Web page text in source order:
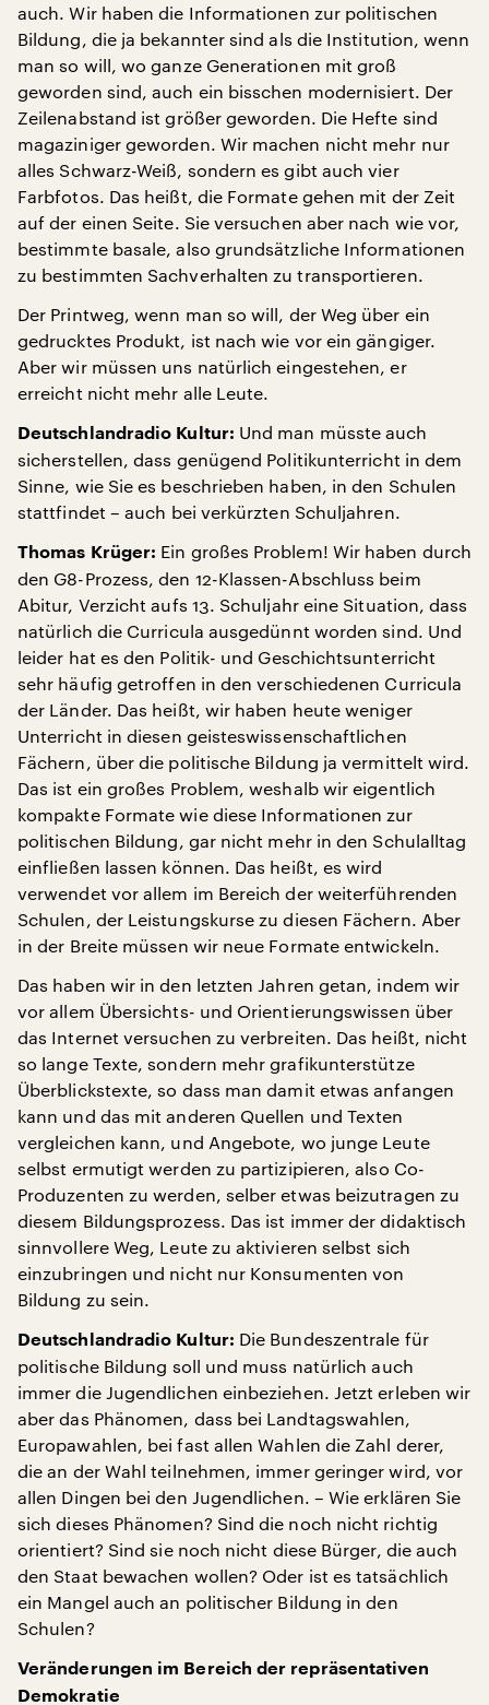
auch. Wir haben die Informationen zur politischen
Bildung, die ja bekannter sind als die Institution, wenn
man so will, wo ganze Generationen mit groß
geworden sind, auch ein bisschen modernisiert. Der
Zeilenabstand ist größer geworden. Die Hefte sind
magaziniger geworden. Wir machen nicht mehr nur
alles Schwarz-Weiß, sondern es gibt auch vier
Farbfotos. Das heißt, die Formate gehen mit der Zeit
auf der einen Seite. Sie versuchen aber nach wie vor,
bestimmte basale, also grundsätzliche Informationen
zu bestimmten Sachverhalten zu transportieren.
Der Printweg, wenn man so will, der Weg über ein
gedrucktes Produkt, ist nach wie vor ein gängiger.
Aber wir müssen uns natürlich eingestehen, er
erreicht nicht mehr alle Leute.
Deutschlandradio Kultur: Und man müsste auch
sicherstellen, dass genügend Politikunterricht in dem
Sinne, wie Sie es beschrieben haben, in den Schulen
stattfindet – auch bei verkürzten Schuljahren.
Thomas Krüger: Ein großes Problem! Wir haben durch
den G8-Prozess, den 12-Klassen-Abschluss beim
Abitur, Verzicht aufs 13. Schuljahr eine Situation, dass
natürlich die Curricula ausgedünnt worden sind. Und
leider hat es den Politik- und Geschichtsunterricht
sehr häufig getroffen in den verschiedenen Curricula
der Länder. Das heißt, wir haben heute weniger
Unterricht in diesen geisteswissenschaftlichen
Fächern, über die politische Bildung ja vermittelt wird.
Das ist ein großes Problem, weshalb wir eigentlich
kompakte Formate wie diese Informationen zur
politischen Bildung, gar nicht mehr in den Schulalltag
einfließen lassen können. Das heißt, es wird
verwendet vor allem im Bereich der weiterführenden
Schulen, der Leistungskurse zu diesen Fächern. Aber
in der Breite müssen wir neue Formate entwickeln.
Das haben wir in den letzten Jahren getan, indem wir
vor allem Übersichts- und Orientierungswissen über
das Internet versuchen zu verbreiten. Das heißt, nicht
so lange Texte, sondern mehr grafikunterstütze
Überblickstexte, so dass man damit etwas anfangen
kann und das mit anderen Quellen und Texten
vergleichen kann, und Angebote, wo junge Leute
selbst ermutigt werden zu partizipieren, also Co-
Produzenten zu werden, selber etwas beizutragen zu
diesem Bildungsprozess. Das ist immer der didaktisch
sinnvollere Weg, Leute zu aktivieren selbst sich
einzubringen und nicht nur Konsumenten von
Bildung zu sein.
Deutschlandradio Kultur: Die Bundeszentrale für
politische Bildung soll und muss natürlich auch
immer die Jugendlichen einbeziehen. Jetzt erleben wir
aber das Phänomen, dass bei Landtagswahlen,
Europawahlen, bei fast allen Wahlen die Zahl derer,
die an der Wahl teilnehmen, immer geringer wird, vor
allen Dingen bei den Jugendlichen. – Wie erklären Sie
sich dieses Phänomen? Sind die noch nicht richtig
orientiert? Sind sie noch nicht diese Bürger, die auch
den Staat bewachen wollen? Oder ist es tatsächlich
ein Mangel auch an politischer Bildung in den
Schulen?
Veränderungen im Bereich der repräsentativen
Demokratie